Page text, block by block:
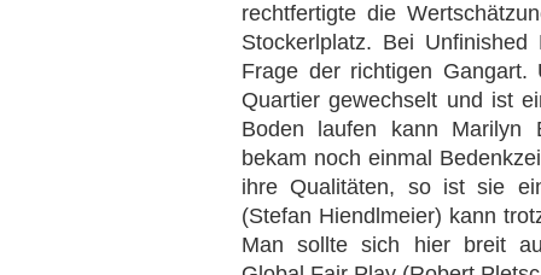
rechtfertigte die
Stockerlplatz. Bei
Frage der richtigen
Quartier gewechselt und ist
Boden laufen kann Marilyn
bekam noch einmal
ihre Qualitäten, so ist sie
(Stefan Hiendlmeier) kann
Man sollte sich hier breit